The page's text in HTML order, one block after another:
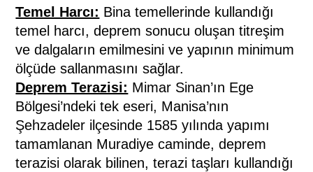
Temel Harcı: Bina temellerinde kullandığı
temel harcı, deprem sonucu oluşan titreşim
ve dalgaların emilmesini ve yapının minimum
ölçüde sallanmasını sağlar.
Deprem Terazisi: Mimar Sinan’ın Ege
Bölgesi’ndeki tek eseri, Manisa’nın
Şehzadeler ilçesinde 1585 yılında yapımı
tamamlanan Muradiye caminde, deprem
terazisi olarak bilinen, terazi taşları kullandığı